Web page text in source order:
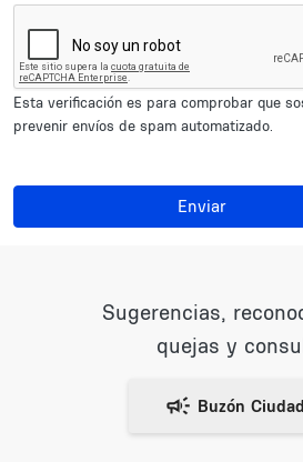
Esta verificación es para comprobar que
prevenir envíos de spam automatizado.
Enviar
Sugerencias,
quejas y